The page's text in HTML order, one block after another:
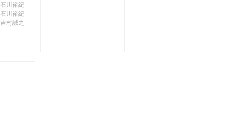
石川裕紀
石川裕紀
吉村誠之